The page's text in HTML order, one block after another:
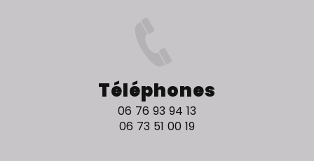
Téléphones
06 76 93 94 13
06 73 51 00 19